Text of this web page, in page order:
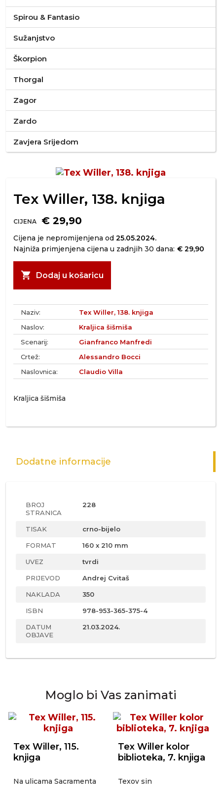
Spirou & Fantasio
Sužanjstvo
Škorpion
Thorgal
Zagor
Zardo
Zavjera Srijedom
Tex Willer, 138. knjiga
CIJENA € 29,90
Cijena je nepromijenjena od 25.05.2024.
Najniža primjenjena cijena u zadnjih 30 dana: € 29,90
shopping_cart Dodaj u košaricu
Naziv:
Tex Willer, 138. knjiga
Naslov:
Kraljica šišmiša
Scenarij:
Gianfranco Manfredi
Crtež:
Alessandro Bocci
Naslovnica:
Claudio Villa
Kraljica šišmiša
Dodatne informacije
BROJ
STRANICA
228
TISAK crno-bijelo
FORMAT 160 x 210 mm
UVEZ tvrdi
PRIJEVOD Andrej Cvitaš
NAKLADA 350
ISBN 978-953-365-375-4
DATUM
OBJAVE
21.03.2024.
Moglo bi Vas zanimati
Tex Willer, 115.
knjiga
Na ulicama Sacramenta
Tex Willer kolor
biblioteka, 7. knjiga
Texov sin